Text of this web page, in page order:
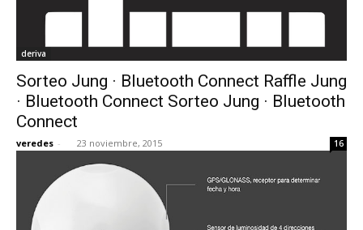
deriva
Sorteo Jung · Bluetooth Connect Raffle Jung
· Bluetooth Connect Sorteo Jung · Bluetooth
Connect
veredes - 23 noviembre, 2015 16